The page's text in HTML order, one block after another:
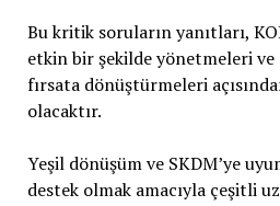
Bu kritik soruların yanıtları,
etkin bir şekilde yönetmeleri
fırsata dönüştürmeleri
olacaktır.
Yeşil dönüşüm ve SKDM’ye
destek olmak amacıyla çeşitli